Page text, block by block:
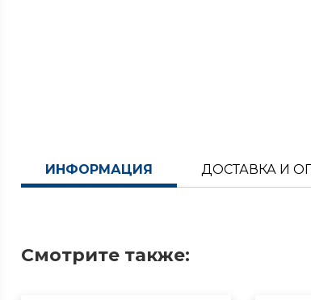
ИНФОРМАЦИЯ ДОСТАВКА И
Смотрите также: